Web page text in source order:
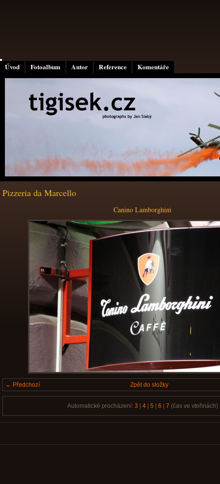
Úvod Fotoalbum Autor Reference Komentáře
Pizzeria da Marcello
Canino Lamborghini
← Předchozí Zpět do složky
Automatické procházení: 3 4| 5| 6 7 (čas ve vteřinách)